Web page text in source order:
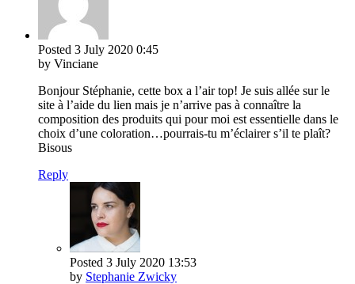
Posted 3 July 2020 0:45
by Vinciane
Bonjour Stéphanie, cette box a l’air top! Je suis allée sur le
site à l’aide du lien mais je n’arrive pas à connaître la
composition des produits qui pour moi est essentielle dans le
choix d’une coloration…pourrais-tu m’éclairer s’il te plaît?
Bisous
Reply
Posted 3 July 2020 13:53
by Stephanie Zwicky